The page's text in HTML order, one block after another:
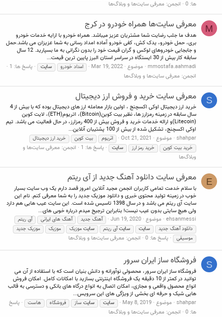
ها: 0
انجمن: معرفی سایت‌ها و وبلاگ‌ها
M معرفی سایت‌ها همراه خودرو در کرج
هدف ما جلب رضایت شما مشتریان عزیز میباشد. همراه خودرو با ارایه خدمات خودرو
بری، حمل خودرو، یدک کش، کفی خودرو آماده امداد رسانی به شما عزیزان می باشد.حمل
و جابجایی خودروهای لوکس و گران قیمت خود را بدون نگرانی به ما بسپارید. 12 سال
سابقه کار بیش از 30 ایستگاه در سراسر استان البرز پایین ترین قیمت...
mmostafa.aahmadi موضوع Mar 19, 2022 امداد خودرو سایت
پاسخ ها: 1
انجمن: معرفی سایت‌ها و وبلاگ‌ها
S معرفی سایت خرید و فروش ارز دیجیتال
خرید ارز دیجیتال اوکی اکسچنج ، اولین بازار معامله ارز های دیجیتال بوده که با بیش از 4
سال سابقه در زمینه رمزارز ها، نظیر بیت کوین(Bitcoin)، اتریوم(ETH)، لایت کوین
(Litecoin)و ارائه خدمات خرید و فروش بیش از 400 رمزارز، در حال فعالیت می باشد. تیم
اوکی اکسچنج، تشکیل شده از بیش از 100 پشتیبان آنلاین...
shahpar موضوع Oct 21, 2021 اتریوم بیت کوین
خرید ارز دیجیتال
خرید بیت کوین
خرید رمز ارز سایت پاسخ ها: 1 انجمن: معرفی سایت‌ها و
وبلاگ‌ها
E معرفی سایت دانلود آهنگ جدید از آی ریتم
با سلام خدمت تمامی کاربران انجمن مجید آنلاین امروز قصد دارم یک وب سایت بسیار
خوب در زمینه تولید محتوی خبری و دانلود موزیک جدید را به شما معرفی کنم. نام این
سایت آی ریتم می باشد و در سال 1398 تاسیس شده است. این سایت عیب هایی هم دارد
ولی هیچ سایتی بدون عیب نیست! بنابراین ترجیح میدم درباره خوبی های...
ehsanmessi موضوع Jun 19, 2020 آهنگ جدید آهنگ های ایرانی
آی ریتم
دانلود آهنگ جدید
سایت سایتآی ریتم سایت موزیک موزیک
موزیک جدید
موسیقی
پاسخ ها: 0 انجمن: معرفی سایت‌ها و وبلاگ‌ها
S فروشگاه ساز ایران سرور
فروشگاه ساز ایران سرور، محصولی نوآورانه و دانش بنیان است که با استفاده از آن می
توانید در کمتر از 10 دقیقه یک فروشگاه اینترنتی بسازید با امکانات کامل. امکان فروش
انواع محصول واقعی و مجازی، امکان اتصال به انواع درگاه های بانکی و دسترسی به قالب
هایی شیک و حرفه ای بخشی از ویژگی های این سرویس...
shahpar موضوع May 8, 2019 سایت سایت ساز فروشگاه هاست
پاسخ
ها: 0
انجمن: معرفی سایت‌ها و وبلاگ‌ها